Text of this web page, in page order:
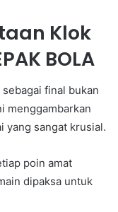
Klok
BOLA
final bukan
menggambarkan
yang sangat krusial.
poin amat
dipaksa untuk